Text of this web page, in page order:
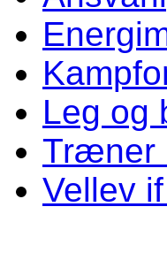
Leg og
Træner
Vellev